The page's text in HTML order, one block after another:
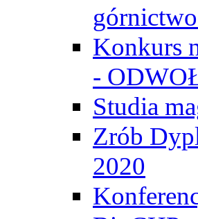
Konkurs
-
Studia
Zrób
2020